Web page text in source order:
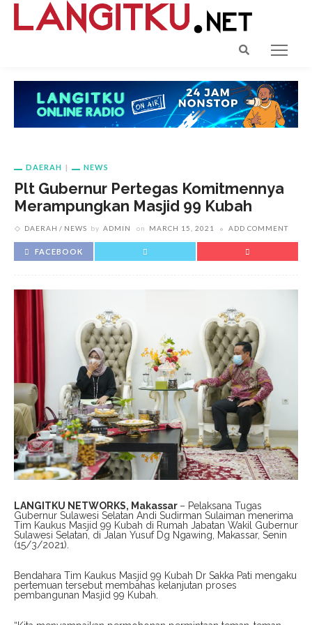
DAERAH NEWS
Plt Gubernur Pertegas Komitmennya
Merampungkan Masjid 99 Kubah
DAERAH NEWS by ADMIN on MARCH 15, 2021 ADD COMMENT
FACEBOOK
LANGITKU NETWORKS, Makassar – Pelaksana Tugas
Gubernur Sulawesi Selatan Andi Sudirman Sulaiman menerima
Tim Kaukus Masjid 99 Kubah di Rumah Jabatan Wakil Gubernur
Sulawesi Selatan, di Jalan Yusuf Dg Ngawing, Makassar, Senin
(15/3/2021).
Bendahara Tim Kaukus Masjid 99 Kubah Dr Sakka Pati mengaku
pertemuan tersebut membahas kelanjutan proses
pembangunan Masjid 99 Kubah.